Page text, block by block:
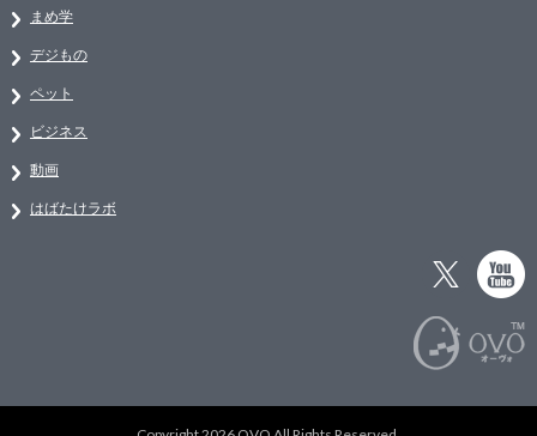
まめ学
デジもの
ペット
ビジネス
動画
はばたけラボ